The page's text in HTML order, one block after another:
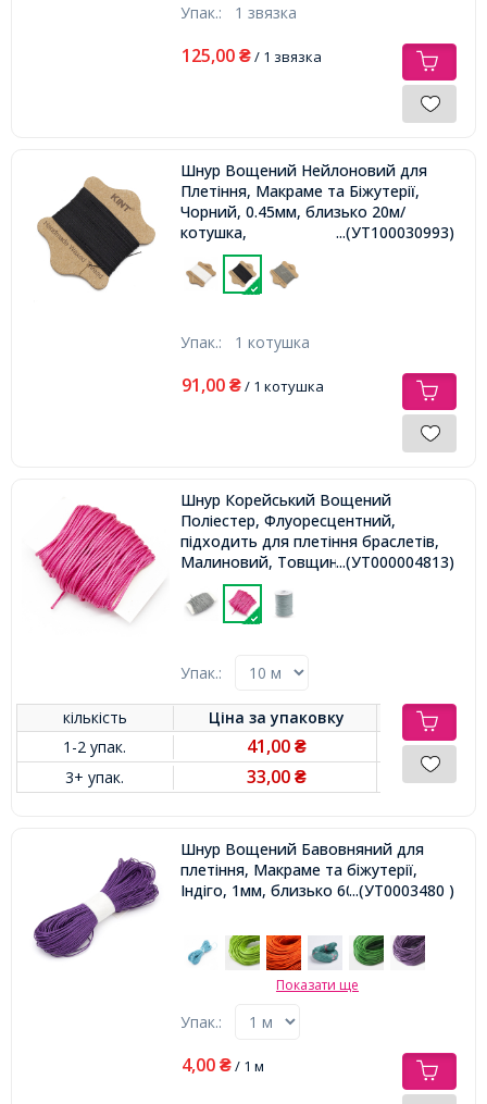
Упак.: 1 звязка
125,00 ₴/ 1 звязка
Шнур Вощений Нейлоновий для
Плетіння, Макраме та Біжутерії,
Чорний, 0.45мм, близько 20м/
котушка,
...(УТ100030993)
Упак.: 1 котушка
91,00 ₴/ 1 котушка
Шнур Корейський Вощений
Поліестер, Флуоресцентний,
підходить для плетіння браслетів,
Малиновий, Товщина 1мм,...(УТ000004813)
Упак.:
кількість Ціна заупаковку
1-2 упак.
41,00₴
3+ упак. 33,00₴
Шнур Вощений Бавовняний для
плетіння, Макраме та біжутерії,
Індіго, 1мм, близько 60-65м/зв'язка, ...(УТ0003480 )
Показати ще
Упак.:
4,00 ₴/ 1 м